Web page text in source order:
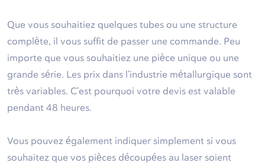
Que vous souhaitiez quelques tubes ou une structure
complète, il vous suffit de passer une commande. Peu
importe que vous souhaitiez une pièce unique ou une
grande série. Les prix dans l'industrie métallurgique sont
très variables. C'est pourquoi votre devis est valable
pendant 48 heures.
Vous pouvez également indiquer simplement si vous
souhaitez que vos pièces découpées au laser soient